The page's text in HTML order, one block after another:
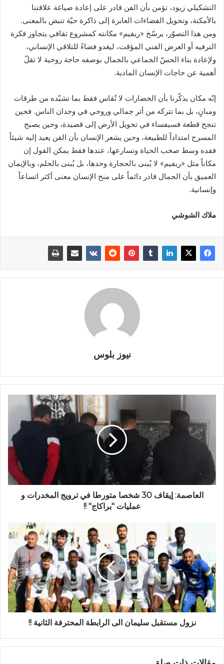
التشكيلي زيود، تؤمن بأن الفن قادر على إعادة صياغة علاقتنا
بالأمكنة، وتحويل الفضاءات العابرة إلى ذاكرة حيّة تنبض بالمعنى.
ومن هذا التصوّر، يرسّخ «ريفيم» مكانته كمشروع ثقافي يتجاوز فكرة
الترفيه أو العرض الفني المؤقت، ليغدو فضاءً للتلاقي الإنساني،
ولإعادة بناء الحسّ الجماعي بالجمال بوصفه حاجة روحية لا تقلّ
أهمية عن حاجات الإنسان المادية.
إنّه مكان يذكّرنا بأن الحضارات لا تُقاس فقط بما تشيّده من طرقات
ومبانٍ، بل بما تتركه من أثر جمالي وروحي في وجدان الناس. فحين
تنجح قطعة فسيفساء في تحويل الأرض إلى قصيدة، وحين يصبح
المسرح امتداداً للطبيعة، وحين يشعر الإنسان بأن الفن يعيد إليه شيئاً
فقده وسط صخب الحياة وتسارعها، عندها فقط يمكن القول إن
مكاناً مثل «ريفيم» لا يُبنى بالحجارة وحدها، بل يُبنى بالحلم، وبالإيمان
العميق بأن الجمال قادر دائماً على منح الإنسان معنى أكثر اتساعاً
وإنسانية.
ملاك الشوشي
نيوز بلوس
العاصمة: إيقاف 30 شخصا متورطا في ترويج المخدرات و
عمليات "براكاج" !!
نزول مستقبل سليمان الى الرابطة المحترفة الثانية !!